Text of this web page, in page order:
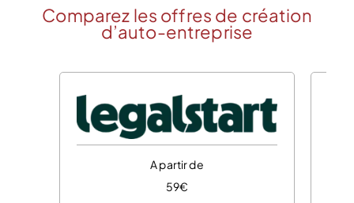
Comparez les offres de création
d’auto-entreprise
A partir de
59€